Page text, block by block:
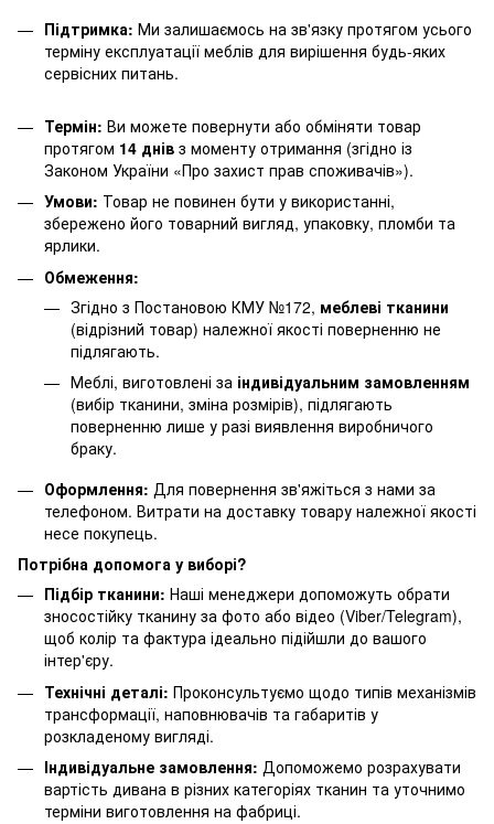
Підтримка: Ми залишаємось на зв'язку протягом усього
терміну експлуатації меблів для вирішення будь-яких
сервісних питань.
Термін: Ви можете повернути або обміняти товар
протягом 14 днів з моменту отримання (згідно із
Законом України «Про захист прав споживачів»).
Умови: Товар не повинен бути у використанні,
збережено його товарний вигляд, упаковку, пломби та
ярлики.
Обмеження:
Згідно з Постановою КМУ №172, меблеві тканини
(відрізний товар) належної якості поверненню не
підлягають.
Меблі, виготовлені за індивідуальним замовленням
(вибір тканини, зміна розмірів), підлягають
поверненню лише у разі виявлення виробничого
браку.
Оформлення: Для повернення зв'яжіться з нами за
телефоном. Витрати на доставку товару належної якості
несе покупець.
Потрібна допомога у виборі?
Підбір тканини: Наші менеджери допоможуть обрати
зносостійку тканину за фото або відео (Viber/Telegram),
щоб колір та фактура ідеально підійшли до вашого
інтер'єру.
Технічні деталі: Проконсультуємо щодо типів механізмів
трансформації, наповнювачів та габаритів у
розкладеному вигляді.
Індивідуальне замовлення: Допоможемо розрахувати
вартість дивана в різних категоріях тканин та уточнимо
терміни виготовлення на фабриці.